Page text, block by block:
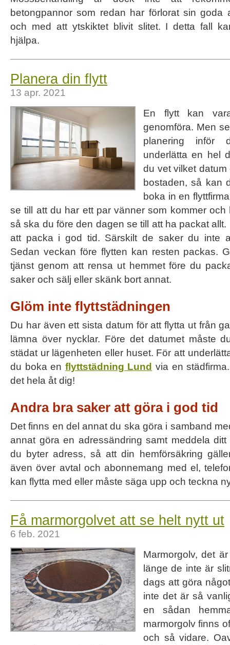
betongpannor som redan har förlorat sin goda
och med att ytskiktet blivit slitet. I detta fall
hjälpa.
Planera din flytt
13 apr. 2021
En flytt kan
genomföra. Men
planering
underlätta en hel
du vet vilket
bostaden, så kan
boka in en
se till att du har ett par vänner som kommer och
så ska du före den dagen se till att ha packat
att packa i god tid. Särskilt de saker du inte
Sedan veckan före flytten kan resten packas.
tjänst genom att rensa ut hemmet före du
saker och sälj eller skänk bort annat.
Glöm inte flyttstädningen
Du har även ett sista datum för att flytta ut från
lämna över nycklar. Före det datumet måste
städat ur lägenheten eller huset. För att
du boka en flyttstädning Lund via en
det hela åt dig!
Andra bra saker att göra i god tid
Det finns en del annat du ska göra i samband
annat göra en adressändring samt meddela ditt
du byter adress, så att din hemförsäkring
även över avtal och abonnemang med el,
kan flytta med eller måste säga upp och teckna
Få marmorgolvet att se helt nytt ut
6 feb. 2021
Marmorgolv, det
länge de inte är
dags att göra
inte det är så
en sådan
marmorgolv finns
och så vidare.